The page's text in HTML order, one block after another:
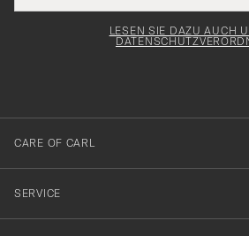
Adresse
för
dig
till
vårt
nyhetsbrev!
LESEN SIE DAZU AUCH
CARE OF CARL
SERVICE